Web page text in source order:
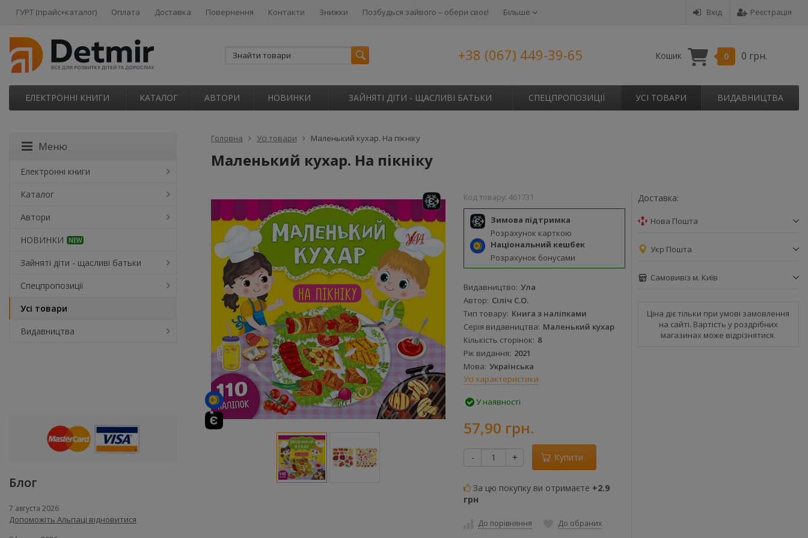
Вхід Реєстрація
ГУРТ (прайс+каталог) Оплата Доставка Повернення Контакти Знижки Позбудься зайвого – обери своє! Більше
+38 (067) 449-39-65 Кошик 0 0 грн.
ЕЛЕКТРОННІ КНИГИ КАТАЛОГ АВТОРИ НОВИНКИ ЗАЙНЯТІ ДІТИ - ЩАСЛИВІ БАТЬКИ СПЕЦПРОПОЗИЦІЇ УСІ ТОВАРИ ВИДАВНИЦТВА
Головна Усі товари Маленький кухар. На пікніку
Маленький кухар. На пікніку
Код товару: 461731
Зимова підтримка
Розрахунок карткою
Національний кешбек
Розрахунок бонусами
Видавництво Ула
Автор Сіліч С.О.
Тип товару Книга з наліпками
Серія видавництва Маленький кухар
Кількість сторінок 8
Рік видання 2021
Мова Українська
Усі характеристики
У наявності
57,90 грн.
- + Купити
За цю покупку ви отримаєте +2.9
грн
До порівняння До обраних
Доставка:
Нова Пошта
Укр Пошта
Самовивіз м. Київ
Ціна діє тільки при умові замовлення
на сайті. Вартість у роздрібних
магазинах може відрізнятися.
Меню
Електронні книги
Каталог
Автори
НОВИНКИ
NEW
Зайняті діти - щасливі батьки
Спецпропозиції
Усі товари
Видавництва
Блог
7 августа 2026
Допоможіть Альпаці відновитися